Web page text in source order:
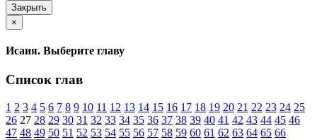
Закрыть
×
Исаия. Выберите главу
Список глав
1 2 3 4 5 6 7 8 9 10 11 12 13 14 15 16 17 18 19 20 21 22 23 24 25
26 27 28 29 30 31 32 33 34 35 36 37 38 39 40 41 42 43 44 45 46
47 48 49 50 51 52 53 54 55 56 57 58 59 60 61 62 63 64 65 66